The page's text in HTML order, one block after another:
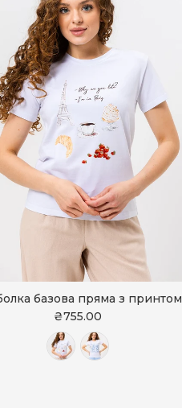
базова пряма з принтом
₴755.00